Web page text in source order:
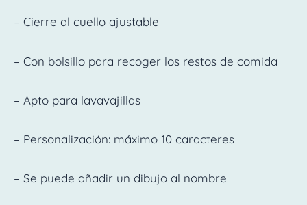
– Cierre al cuello ajustable
– Con bolsillo para recoger los restos de comida
– Apto para lavavajillas
– Personalización: máximo 10 caracteres
– Se puede añadir un dibujo al nombre